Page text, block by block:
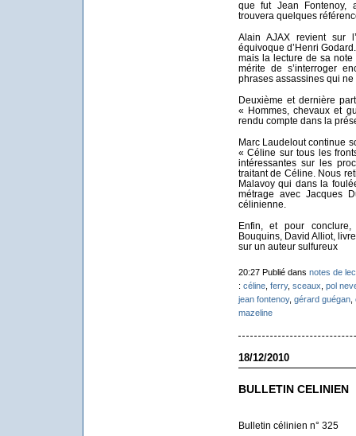
que fut Jean Fontenoy,
trouvera quelques
Alain AJAX revient sur
équivoque d’Henri
mais la lecture de sa note
mérite de s’interroger
phrases assassines qui
Deuxième et dernière
« Hommes, chevaux et
rendu compte dans la
Marc Laudelout continue
« Céline sur tous les
intéressantes sur les
traitant de Céline. Nous
Malavoy qui dans la
métrage avec Jacques
célinienne.
Enfin, et pour
Bouquins, David Alliot,
sur un auteur sulfureux
20:27 Publié dans notes de
: céline, ferry, sceaux pol
jean fontenoy, gérard guégan,
mazeline
18/12/2010
BULLETIN CELINIEN
Bulletin célinien n° 325